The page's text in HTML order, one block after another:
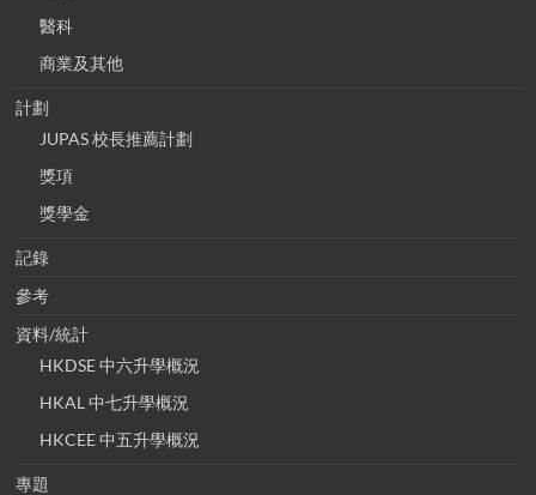
醫科
商業及其他
計劃
JUPAS 校長推薦計劃
獎項
獎學金
記錄
參考
資料/統計
HKDSE 中六升學概況
HKAL 中七升學概況
HKCEE 中五升學概況
專題